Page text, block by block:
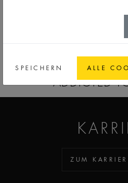
ADDICTED
ZUM
SPEICHERN ALLE